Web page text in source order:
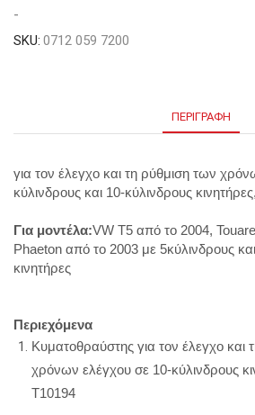
-
SKU: 0712 059 7200
ΠΕΡΙΓΡΑΦΉ
για τον έλεγχο και τη ρύθμιση των
κύλινδρους και 10-κύλινδρους κινητήρες,
Για μοντέλα:VW T5 από το 2004,
Phaeton από το 2003 με 5κύλινδρους και
κινητήρες
Περιεχόμενα
Κυματοθραύστης για τον έλεγχο και
χρόνων ελέγχου σε 10-κύλινδρους
T10194